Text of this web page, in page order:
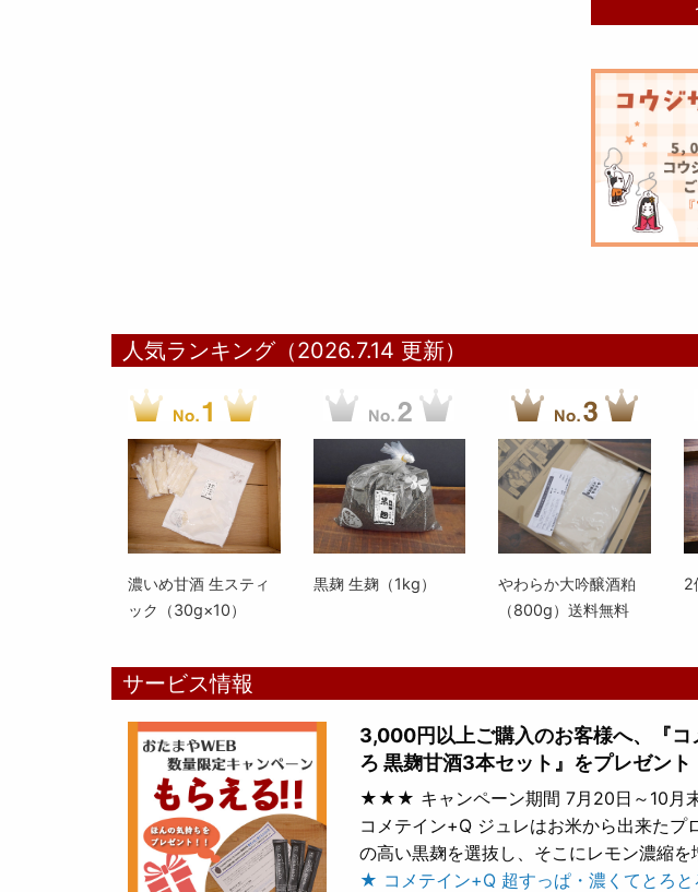
人気ランキング（2026.7.14 更新）
濃いめ甘酒 生スティ
ック（30g×10）
黒麹 生麹（1kg）
やわらか大吟醸酒粕
（800g）送料無料
2
サービス情報
3,000円以上ご購入のお客様へ、『
ろ 黒麹甘酒3本セット』をプレゼント
★★★ キャンペーン期間 7月20日～10月
コメテイン+Q ジュレはお米から出来た
の高い黒麹を選抜し、そこにレモン濃縮を
★ コメテイン+Q 超すっぱ・濃くてとろ